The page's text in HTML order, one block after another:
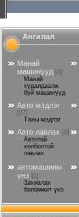
Ангилал
Манай
машинууд [0]
Манай
худалдаалж
буй машинууд
Авто мэдлэг
[27]
Таны мэдлэг
Авто лавлах
[6]
Автотой
холбоотой
лавлах
автомашины
үнэ
[1]
Захиалах
боломжит үнэ